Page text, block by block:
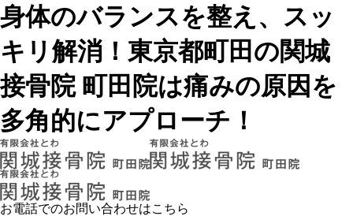
身体のバランスを整え、スッ
キリ解消！東京都町田の関城
接骨院 町田院は痛みの原因を
多角的にアプローチ！
お電話でのお問い合わせはこちら